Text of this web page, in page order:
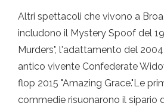
Altri spettacoli che vivono a
includono il Mystery Spoof del
Murders", l'adattamento del
antico vivente Confederate
flop 2015 "Amazing Grace."Le
commedie risuonarono il sipario